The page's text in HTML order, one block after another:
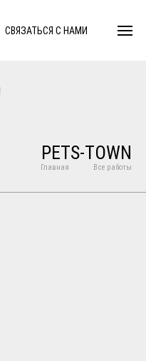
СВЯЗАТЬСЯ С НАМИ О НАС
PETS-TOWN
Главная Все работы